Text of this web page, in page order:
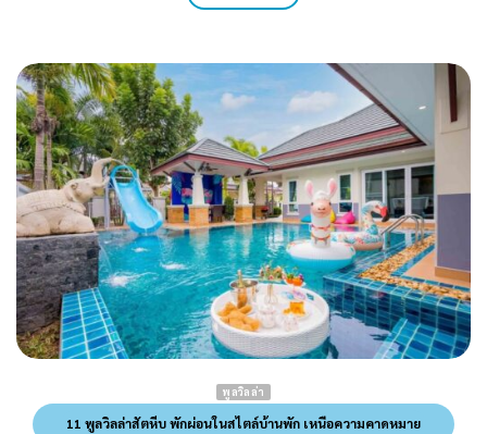
พูลวิลล่า
11 พูลวิลล่าสัตหีบ พักผ่อนในสไตล์บ้านพัก เหนือความคาดหมาย